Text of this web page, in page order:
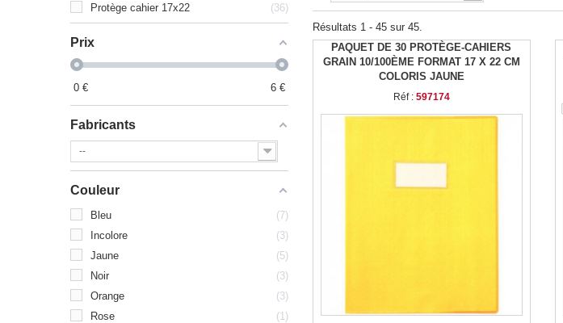
Protège cahier 17x22 36
Prix
0 € 6 €
Fabricants
--
Couleur
Bleu
7
Incolore
3
Jaune
5
Noir
3
Orange
3
Rose
1
Résultats 1 - 45 sur 45.
PAQUET DE 30 PROTÈGE-CAHIERS
GRAIN 10/100ÈME FORMAT 17 X 22 CM
COLORIS JAUNE
Réf : 597174